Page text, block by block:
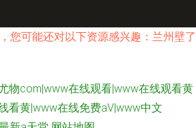
您可能还对以下资源感兴趣：兰州壁了
物com|www在线观看|www在线观看黄
看黄|www在线免费aV|www中文